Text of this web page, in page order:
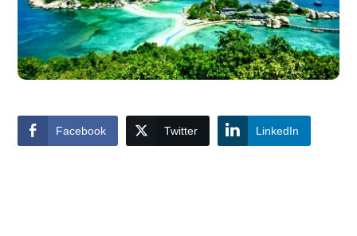
Facebook Twitter LinkedIn